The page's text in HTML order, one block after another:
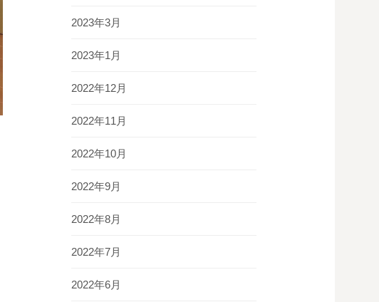
2023年3月
2023年1月
2022年12月
2022年11月
2022年10月
2022年9月
2022年8月
2022年7月
2022年6月